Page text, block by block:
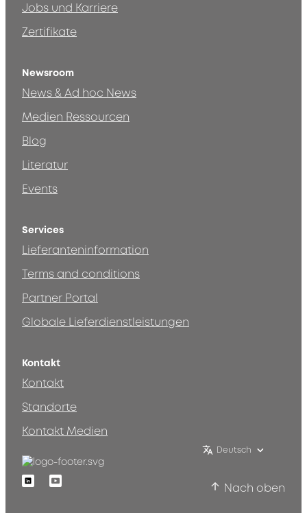
Jobs und Karriere
Zertifikate
Newsroom
News & Ad hoc News
Medien Ressourcen
Blog
Literatur
Events
Services
Lieferanteninformation
Terms and conditions
Partner Portal
Globale Lieferdienstleistungen
Kontakt
Kontakt
Standorte
Kontakt Medien
Deutsch
LinkedinYoutube
Nach oben